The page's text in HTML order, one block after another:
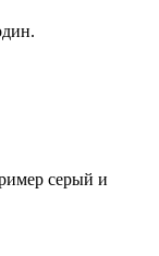
серый и